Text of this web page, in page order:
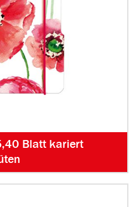
Blatt kariert